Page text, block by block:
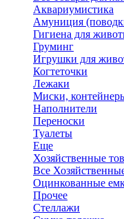
Аквариумистика
Амуниция
Гигиена для
Груминг
Игрушки для
Когтеточки
Лежаки
Миски,
Наполнители
Переноски
Туалеты
Еще
Хозяйственные
Все
Оцинкованные
Прочее
Стеллажи